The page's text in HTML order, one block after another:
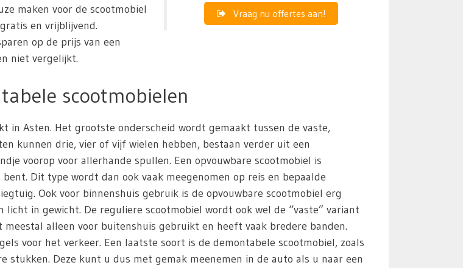
Vraag nu offertes aan!
maken voor de scootmobiel
en vrijblijvend.
op de prijs van een
niet vergelijkt.
scootmobielen
in Asten. Het grootste onderscheid wordt gemaakt tussen de vaste,
kunnen drie, vier of vijf wielen hebben, bestaan verder uit een
voorop voor allerhande spullen. Een opvouwbare scootmobiel is
Dit type wordt dan ook vaak meegenomen op reis en bepaalde
Ook voor binnenshuis gebruik is de opvouwbare scootmobiel erg
in gewicht. De reguliere scootmobiel wordt ook wel de “vaste” variant
alleen voor buitenshuis gebruikt en heeft vaak bredere banden.
voor het verkeer. Een laatste soort is de demontabele scootmobiel, zoals
Deze kunt u dus met gemak meenemen in de auto als u naar een